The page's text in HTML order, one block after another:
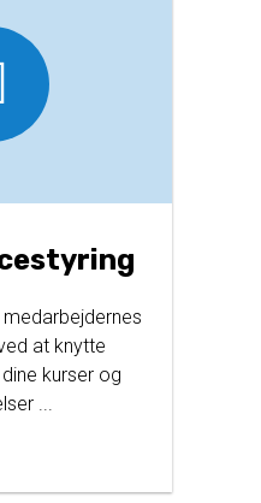
at knytte
kurser og
...